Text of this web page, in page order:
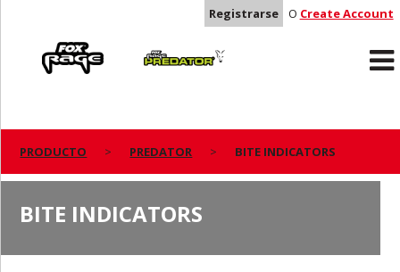
Registrarse O Create Account
Predator
PRODUCTO PREDATOR BITE INDICATORS
BITE INDICATORS